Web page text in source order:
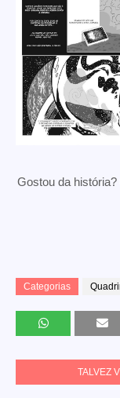
Gostou da
Categorias
TALVEZ